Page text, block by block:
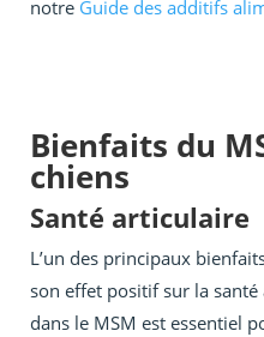
notre Guide des additifs
Bienfaits du
chiens
Santé articulaire
L’un des principaux
son effet positif sur la
dans le MSM est essentiel